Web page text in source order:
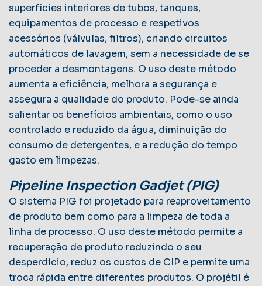
superfícies interiores de tubos, tanques,
equipamentos de processo e respetivos
acessórios (válvulas, filtros), criando circuitos
automáticos de lavagem, sem a necessidade de se
proceder a desmontagens. O uso deste método
aumenta a eficiência, melhora a segurança e
assegura a qualidade do produto. Pode-se ainda
salientar os benefícios ambientais, como o uso
controlado e reduzido da água, diminuição do
consumo de detergentes, e a redução do tempo
gasto em limpezas.
Pipeline Inspection Gadjet (PIG)
O sistema PIG foi projetado para reaproveitamento
de produto bem como para a limpeza de toda a
linha de processo. O uso deste método permite a
recuperação de produto reduzindo o seu
desperdício, reduz os custos de CIP e permite uma
troca rápida entre diferentes produtos. O projétil é